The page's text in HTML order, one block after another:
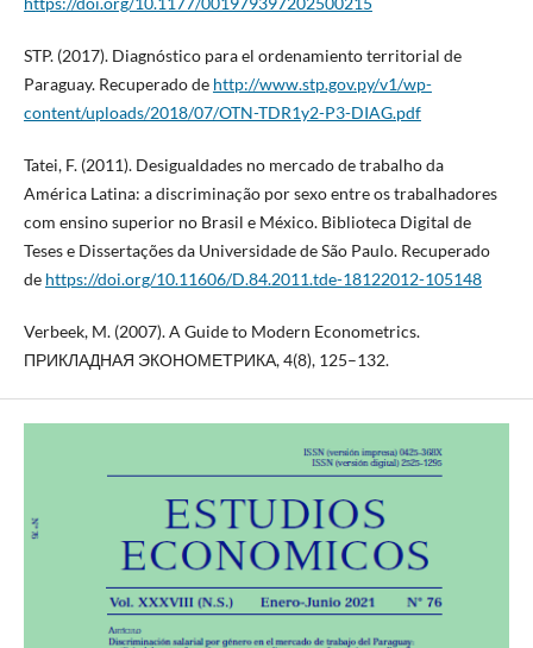
STP. (2017). Diagnóstico para el ordenamiento territorial de
Paraguay. Recuperado de http://www.stp.gov.py/v1/wp-
content/uploads/2018/07/OTN-TDR1y2-P3-DIAG.pdf
Tatei, F. (2011). Desigualdades no mercado de trabalho da
América Latina: a discriminação por sexo entre os trabalhadores
com ensino superior no Brasil e México. Biblioteca Digital de
Teses e Dissertações da Universidade de São Paulo. Recuperado
de https://doi.org/10.11606/D.84.2011.tde-18122012-105148
Verbeek, M. (2007). A Guide to Modern Econometrics.
ПРИКЛАДНАЯ ЭКОНОМЕТРИКА, 4(8), 125–132.